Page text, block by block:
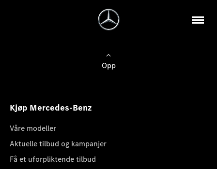
Opp
Kjøp Mercedes-Benz
Våre modeller
Aktuelle tilbud og kampanjer
Få et uforpliktende tilbud